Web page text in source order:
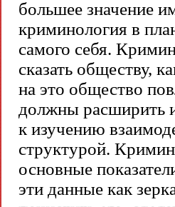
большее значение
криминология в
самого себя.
сказать обществу,
на это общество
должны расширить
к изучению
структурой.
основные
эти данные как